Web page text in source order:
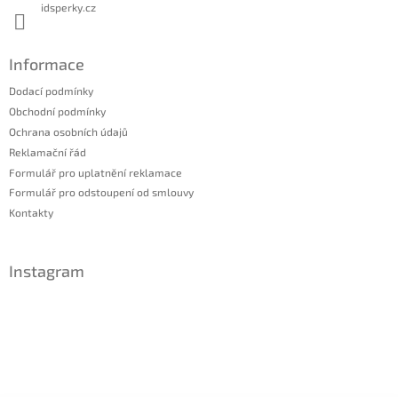
idsperky.cz
Informace
Dodací podmínky
Obchodní podmínky
Ochrana osobních údajů
Reklamační řád
Formulář pro uplatnění reklamace
Formulář pro odstoupení od smlouvy
Kontakty
Instagram